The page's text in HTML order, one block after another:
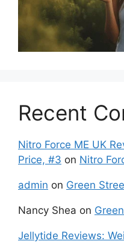
Recent
Nitro Force ME UK
Price, #3 on Nitro
admin on Green
Nancy Shea on
Jellytide Reviews: